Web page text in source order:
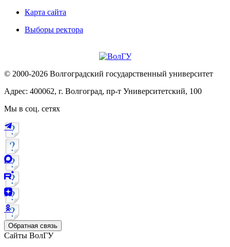
Карта сайта
Выборы ректора
© 2000-2026 Волгоградский государственный университет
Адрес: 400062, г. Волгоград, пр-т Университетский, 100
Мы в соц. сетях
Обратная связь
Сайты ВолГУ